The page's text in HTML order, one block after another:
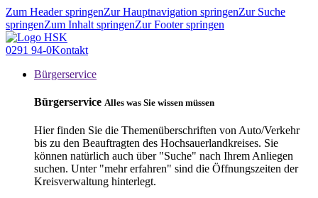
Zum Header springenZur Hauptnavigation springenZur Suche
springenZum Inhalt springenZur Footer springen
0291 94-0Kontakt
Bürgerservice
Bürgerservice Alles was Sie wissen müssen
Hier finden Sie die Themenüberschriften von Auto/Verkehr
bis zu den Beauftragten des Hochsauerlandkreises. Sie
können natürlich auch über "Suche" nach Ihrem Anliegen
suchen. Unter "mehr erfahren" sind die Öffnungszeiten der
Kreisverwaltung hinterlegt.